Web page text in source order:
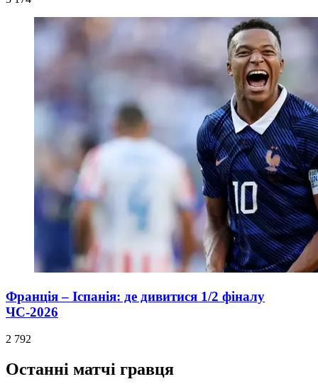
Франція – Іспанія: де дивитися 1/2 фіналу
ЧС-2026
2 792
Останні матчі гравця